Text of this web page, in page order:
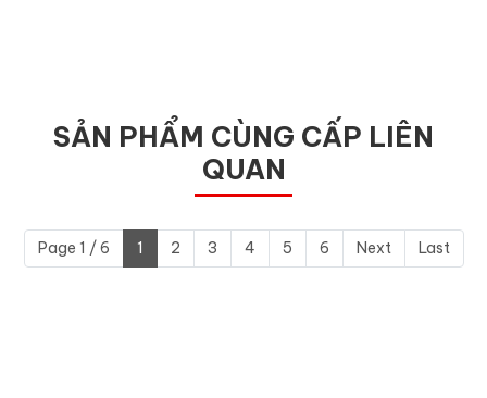
SẢN PHẨM CÙNG CẤP LIÊN
QUAN
Page 1 / 6 1 2 3 4 5 6 Next Last